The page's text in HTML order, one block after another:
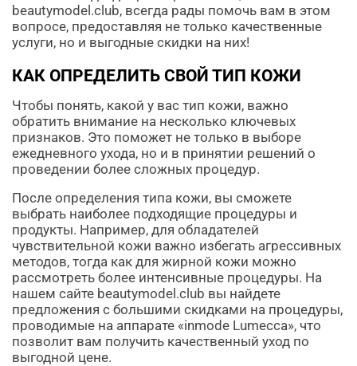
beautymodel.club, всегда рады помочь вам в этом
вопросе, предоставляя не только качественные
услуги, но и выгодные скидки на них!
КАК ОПРЕДЕЛИТЬ СВОЙ ТИП КОЖИ
Чтобы понять, какой у вас тип кожи, важно
обратить внимание на несколько ключевых
признаков. Это поможет не только в выборе
ежедневного ухода, но и в принятии решений о
проведении более сложных процедур.
После определения типа кожи, вы сможете
выбрать наиболее подходящие процедуры и
продукты. Например, для обладателей
чувствительной кожи важно избегать агрессивных
методов, тогда как для жирной кожи можно
рассмотреть более интенсивные процедуры. На
нашем сайте beautymodel.club вы найдете
предложения с большими скидками на процедуры,
проводимые на аппарате «inmode Lumecca», что
позволит вам получить качественный уход по
выгодной цене.